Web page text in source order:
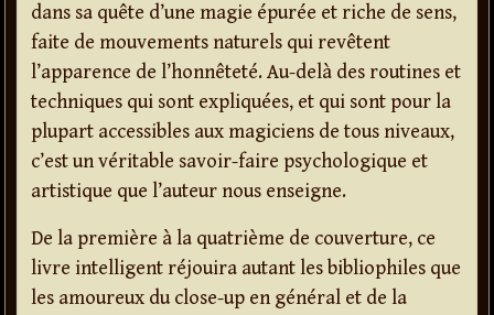
dans sa quête d’une magie épurée et riche de sens,
faite de mouvements naturels qui revêtent
l’apparence de l’honnêteté. Au-delà des routines et
techniques qui sont expliquées, et qui sont pour la
plupart accessibles aux magiciens de tous niveaux,
c’est un véritable savoir-faire psychologique et
artistique que l’auteur nous enseigne.
De la première à la quatrième de couverture, ce
livre intelligent réjouira autant les bibliophiles que
les amoureux du close-up en général et de la